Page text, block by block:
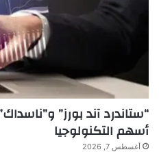
“ستاندرد آند بورز”
أسهم التكنولوجيا
أغسطس 7, 2026